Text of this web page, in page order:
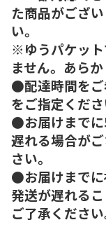
た商品がござ
い。
※ゆうパケット
ません。あら
●配達時間をご
をご指定くださ
●お届けまでに
遅れる場合が
さい。
●お届けまでに
発送が遅れる
ご了承ください